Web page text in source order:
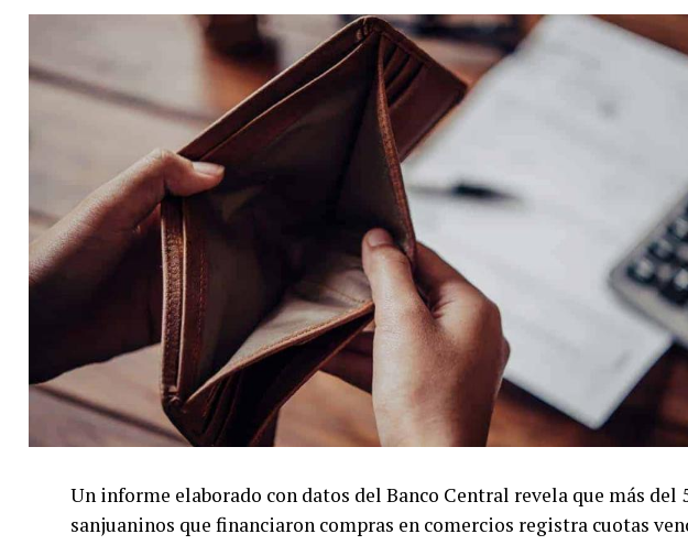
Un informe elaborado con datos del Banco Central revela que más del
sanjuaninos que financiaron compras en comercios registra cuotas